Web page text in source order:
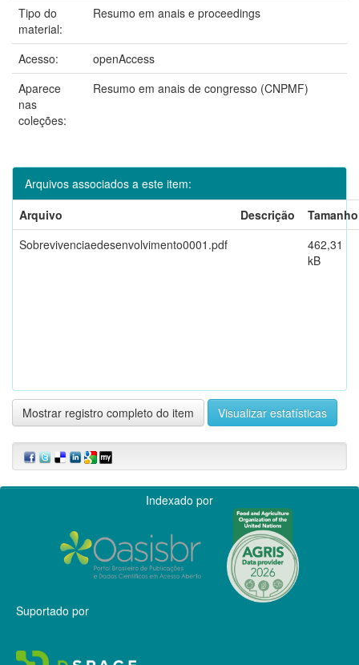
Tipo do
material:
Resumo em anais e proceedings
Acesso:
openAccess
Aparece
nas
coleções:
Resumo em anais de congresso (CNPMF)
Arquivos associados a este item:
Arquivo
Descrição
Tamanho
Sobrevivenciaedesenvolvimento0001.pdf
462,31
kB
Mostrar registro completo do item Visualizar estatísticas
Indexado por
Suportado por